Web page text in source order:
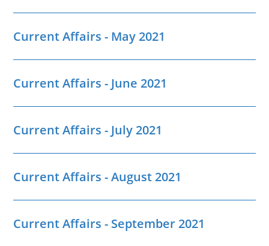
Current Affairs - May 2021
Current Affairs - June 2021
Current Affairs - July 2021
Current Affairs - August 2021
Current Affairs - September 2021